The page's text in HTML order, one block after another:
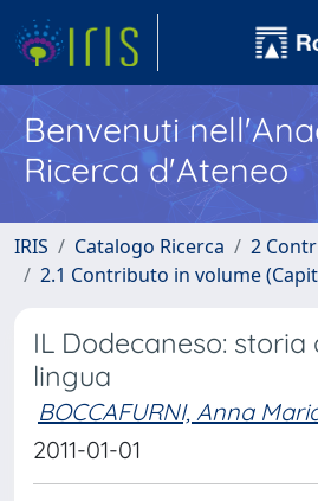
Benvenuti
Ricerca d'Ateneo
IRIS Catalogo Ricerca
2
2.1 Contributo in volume
IL Dodecaneso: storia
lingua
BOCCAFURNI, Anna
2011-01-01